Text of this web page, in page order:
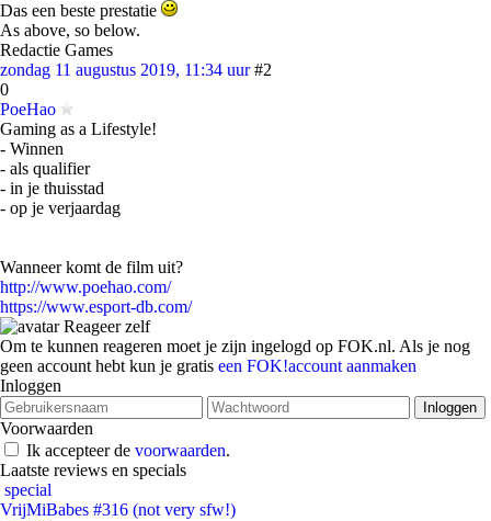
Das een beste prestatie
As above, so below.
Redactie Games
zondag 11 augustus 2019, 11:34 uur #2
0
PoeHao
Gaming as a Lifestyle!
- Winnen
- als qualifier
- in je thuisstad
- op je verjaardag
Wanneer komt de film uit?
http://www.poehao.com/
https://www.esport-db.com/
Reageer zelf
Om te kunnen reageren moet je zijn ingelogd op FOK.nl. Als je nog
geen account hebt kun je gratis een FOK!account aanmaken
Inloggen
Voorwaarden
Ik accepteer de voorwaarden.
Laatste reviews en specials
special
VrijMiBabes #316 (not very sfw!)